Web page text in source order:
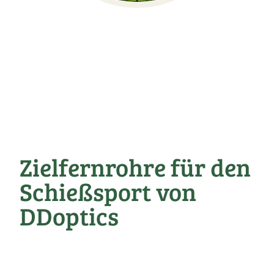
Zielfernrohre für den
Schießsport von
DDoptics